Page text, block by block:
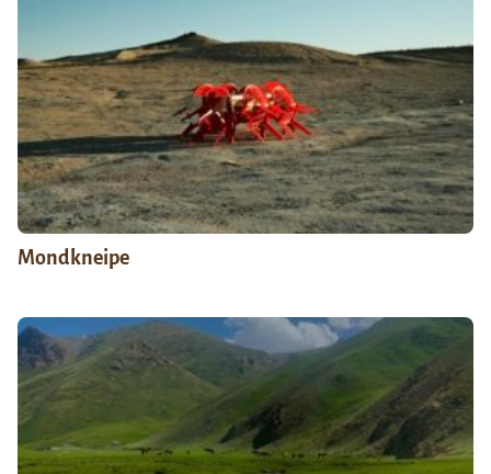
Mondkneipe